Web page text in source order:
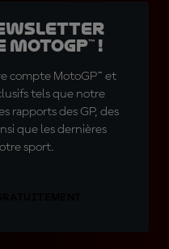
!
compte MotoGP™ et
tels que notre
rapports des GP, des
que les dernières
sport.